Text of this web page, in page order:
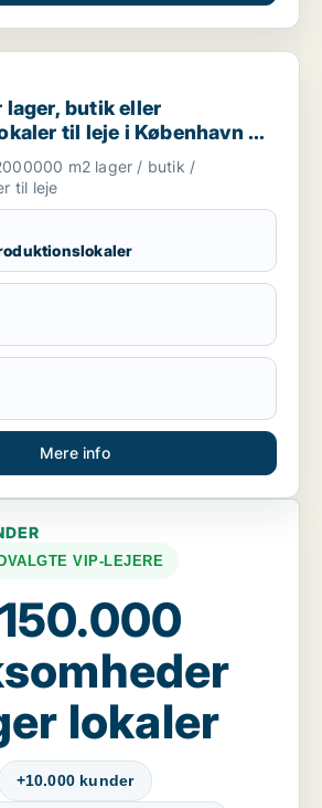
butik eller produktionslokaler til leje i
lager, butik eller
til leje i København K,
Frederiksberg m.fl.
m2 lager / butik /
til leje
Mere info
VIP-LEJERE
lokaler
+10.000 kunder